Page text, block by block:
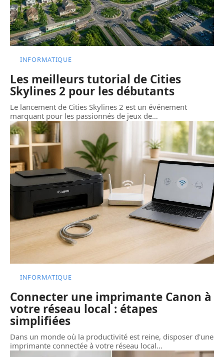
INFORMATIQUE
Les meilleurs tutorial de Cities
Skylines 2 pour les débutants
Le lancement de Cities Skylines 2 est un événement
marquant pour les passionnés de jeux de…
INFORMATIQUE
Connecter une imprimante Canon à
votre réseau local : étapes
simplifiées
Dans un monde où la productivité est reine, disposer d'une
imprimante connectée à votre réseau local…